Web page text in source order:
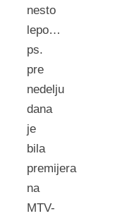
nesto
lepo…
ps.
pre
nedelju
dana
je
bila
premijera
na
MTV-